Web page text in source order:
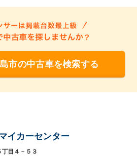
市の中古車を検索する
イカーセンター
目４－５３